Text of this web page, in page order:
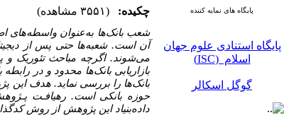
پایگاه های نمایه کننده
پایگاه استنادی علوم جهان
اسلام (ISC)
گوگل اسکالر
چکیده: (۳۵۵۱ مشاهده)
شعب بانک‌ها به‌عنوان واسطه‌های
آن است. شعبه‌ها حتی پس از
می‌شوند. اگرچه مباحث تئوریک و
بازاریابی بانک‌ها محدود و در
بانک‌ها‌ را بررسی نماید.هدف این
حوزه بانکی است. رهیافـت
داده‌بنیاد این پژوهش از روش